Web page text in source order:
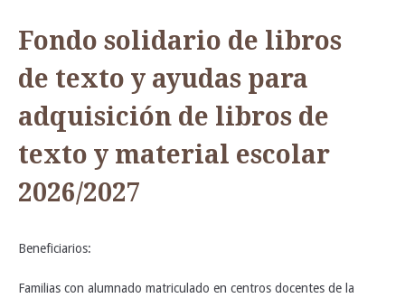
Fondo solidario de libros
de texto y ayudas para
adquisición de libros de
texto y material escolar
2026/2027
Beneficiarios:
Familias con alumnado matriculado en centros docentes de la